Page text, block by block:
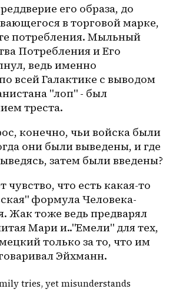
его образа, до
в торговой марке,
потребления. Мыльный
Потребления и Его
ведь именно
всей Галактике с выводом
"лоп" - был
треста.
конечно, чьи войска были
они были выведены, и где
затем были введены?
чувство, что есть какая-то
формула Человека-
Жак тоже ведь предварял
Мари и.."Емели" для тех,
только за то, что им
Эйхманн.
tries, yet misunderstands